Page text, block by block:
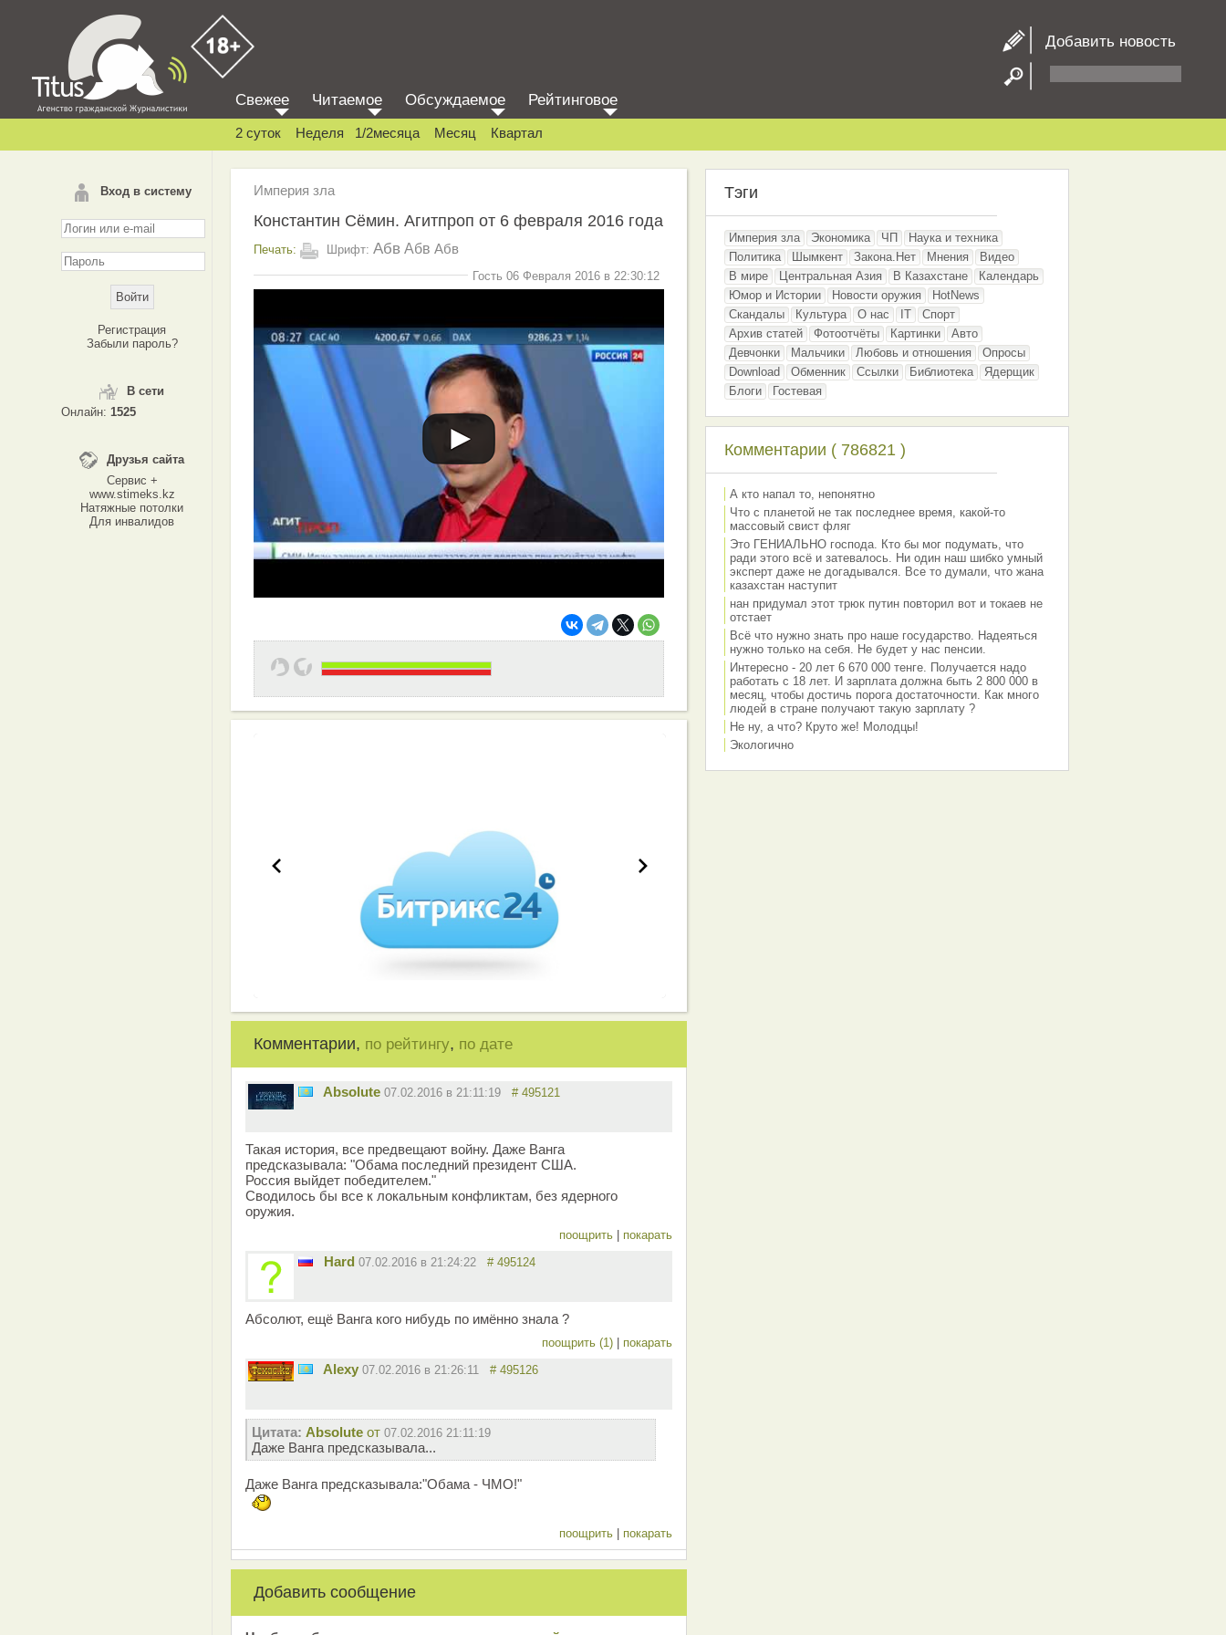
Добавить новость
Вход в систему
Регистрация
Забыли пароль?
В сети
Онлайн: 1525
Друзья сайта
Сервис +
www.stimeks.kz
Натяжные потолки
Для инвалидов
Свежее Читаемое Обсуждаемое Рейтинговое
2 суток Неделя 1/2месяца Месяц Квартал
Империя зла
Константин Сёмин. Агитпроп от 6 февраля 2016 года
Печать: Шрифт: Абв Абв Абв
Гость 06 Февраля 2016 в 22:30:12
Комментарии, по рейтингу, по дате
Absolute 07.02.2016 в 21:11:19 # 495121
Такая история, все предвещают войну. Даже Ванга
предсказывала: "Обама последний президент США.
Россия выйдет победителем."
Сводилось бы все к локальным конфликтам, без ядерного
оружия.
поощрить | покарать
Hard 07.02.2016 в 21:24:22 # 495124
Абсолют, ещё Ванга кого нибудь по имённо знала ?
поощрить (1) | покарать
Alexy 07.02.2016 в 21:26:11 # 495126
Цитата: Absolute от 07.02.2016 21:11:19
Даже Ванга предсказывала...
Даже Ванга предсказывала:"Обама - ЧМО!"
поощрить | покарать
Добавить сообщение
Тэги
Империя зла Экономика ЧП
Наука и техника
Политика
Шымкент Закона.Нет Мнения
Видео
В мире
Центральная Азия В Казахстане
Календарь
Юмор и Истории
Новости оружия
HotNews
Скандалы
Культура О нас IT
Спорт
Архив статей
Фотоотчёты Картинки
Авто
Девчонки
Мальчики Любовь и отношения
Опросы
Download
Обменник Ссылки Библиотека
Ядерщик
Блоги
Гостевая
Комментарии ( 786821 )
А кто напал то, непонятно
Что с планетой не так последнее время, какой-то
массовый свист фляг
Это ГЕНИАЛЬНО господа. Кто бы мог подумать, что
ради этого всё и затевалось. Ни один наш шибко умный
эксперт даже не догадывался. Все то думали, что жана
казахстан наступит
нан придумал этот трюк путин повторил вот и токаев не
отстает
Всё что нужно знать про наше государство. Надеяться
нужно только на себя. Не будет у нас пенсии.
Интересно - 20 лет 6 670 000 тенге. Получается надо
работать с 18 лет. И зарплата должна быть 2 800 000 в
месяц, чтобы достичь порога достаточности. Как много
людей в стране получают такую зарплату ?
Не ну, а что? Круто же! Молодцы!
Экологично